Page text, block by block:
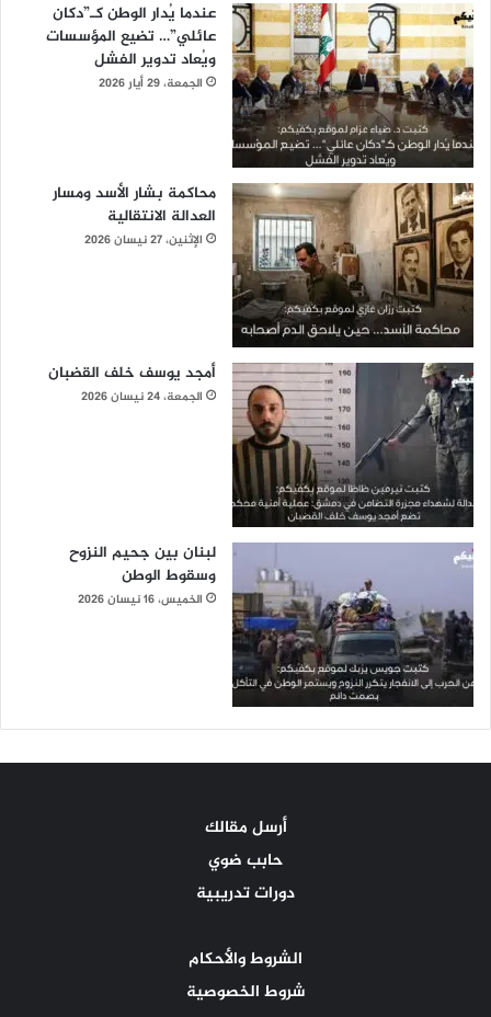
عندما يُدار الوطن كـ”دكان
عائلي”… تضيع المؤسسات
ويُعاد تدوير الفشل
الجمعة، 29 أيار 2026
محاكمة بشار الأسد ومسار
العدالة الانتقالية
الإثنين، 27 نيسان 2026
أمجد يوسف خلف القضبان
الجمعة، 24 نيسان 2026
لبنان بين جحيم النزوح
وسقوط الوطن
الخميس، 16 نيسان 2026
أرسل مقالك
حابب ضوي
دورات تدريبية
الشروط والأحكام
شروط الخصوصية